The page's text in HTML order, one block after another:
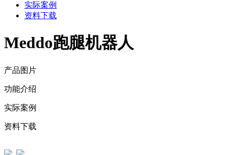
实际案例
资料下载
Meddo跑腿机器人
产品图片
功能介绍
实际案例
资料下载